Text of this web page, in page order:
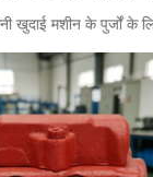
के
ड्राइव
के लिए
मिनी